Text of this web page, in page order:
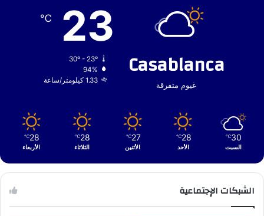
Casablanca
غيوم متفرقة
23
℃
30º - 23º
94%
1.33 كيلومتر/ساعة
30
℃
السبت
28
℃
الأحد
27
℃
الأثنين
28
℃
الثلاثاء
28
℃
الأربعاء
الشبكات الإجتماعية